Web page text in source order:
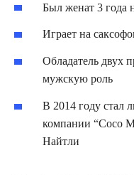
Был женат 3 года
Играет на
Обладатель двух
мужскую роль
В 2014 году стал
компании “Coco
Найтли